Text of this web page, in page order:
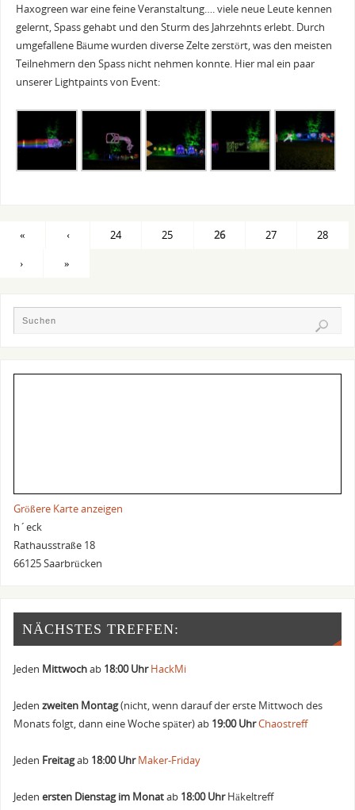
Haxogreen war eine feine Veranstaltung…. viele neue Leute kennen
gelernt, Spass gehabt und den Sturm des Jahrzehnts erlebt. Durch
umgefallene Bäume wurden diverse Zelte zerstört, was den meisten
Teilnehmern den Spass nicht nehmen konnte. Hier mal ein paar
unserer Lightpaints von Event:
« ‹ 24 25 26 27 28
› »
Größere Karte anzeigen
h´eck
Rathausstraße 18
66125 Saarbrücken
NÄCHSTES TREFFEN:
Jeden Mittwochab 18:00 Uhr HackMi
Jedenzweiten Montag(nicht, wenn darauf der erste Mittwoch des
Monats folgt, dann eine Woche später) ab 19:00 UhrChaostreff
Jeden Freitagab 18:00 Uhr Maker-Friday
Jedenersten Dienstag im Monatab 18:00 UhrHäkeltreff